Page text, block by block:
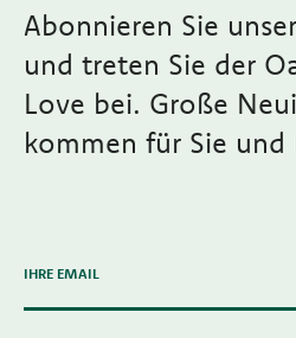
Abonnieren Sie
und treten Sie der
Love bei. Große
kommen für Sie und
IHRE EMAIL